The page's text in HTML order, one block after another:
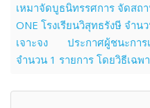
เหมาจัดบูธนิทรรศการ จัดสถ
ONE โรงเรียนวิสุทธรังษี จำน
เจาะจง
ประกาศผู้ชนะกา
จำนวน 1 รายการ โดยวิธีเฉพา